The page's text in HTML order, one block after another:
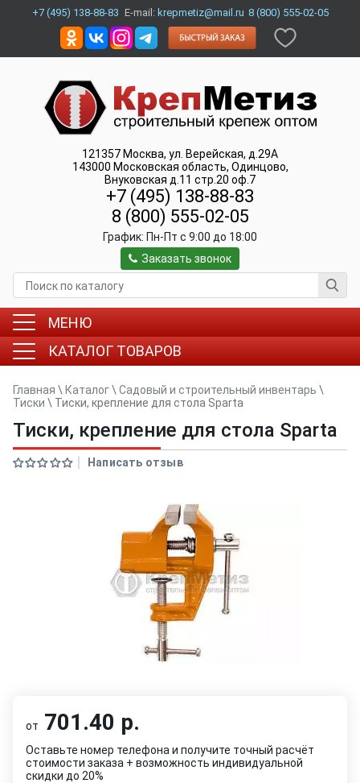
+7 (495) 138-88-83 E-mail: krepmetiz@mail.ru 8 (800) 555-02-05
121357 Москва, ул. Верейская, д.29А
143000 Московская область, Одинцово,
Внуковская д.11 стр.20 оф.7
+7 (495) 138-88-83
8 (800) 555-02-05
График: Пн-Пт c 9:00 до 18:00
Заказать звонок
МЕНЮ
КАТАЛОГ ТОВАРОВ
Главная \ Каталог\ Садовый и строительный инвентарь \
Тиски \ Тиски, крепление для стола Sparta
Тиски, крепление для стола Sparta
Написать отзыв
от 701.40 р.
Оставьте номер телефона и получите точный расчёт
стоимости заказа + возможность индивидуальной
скидки до 20%